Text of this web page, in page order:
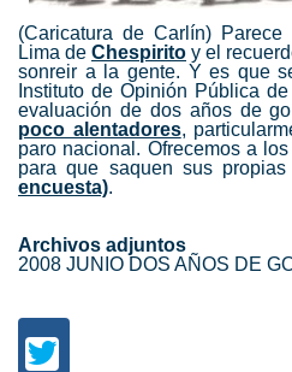
(Caricatura de Carlín)
Lima de Chespirito y el
sonreir a la gente. Y es que
Instituto de Opinión Pública
evaluación de dos años de
poco alentadores,
paro nacional. Ofrecemos a
para que saquen sus propias
encuesta).
Archivos adjuntos
2008 JUNIO DOS AÑOS DE